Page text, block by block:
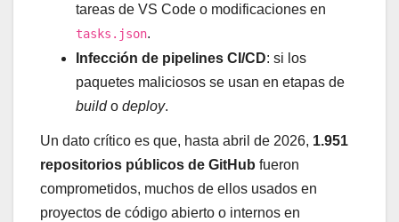
tareas de VS Code o modificaciones en
tasks.json.
Infección de pipelines CI/CD: si los
paquetes maliciosos se usan en etapas de
buildo deploy.
Un dato crítico es que, hasta abril de 2026, 1.951
repositorios públicos de GitHub fueron
comprometidos, muchos de ellos usados en
proyectos de código abierto o internos en